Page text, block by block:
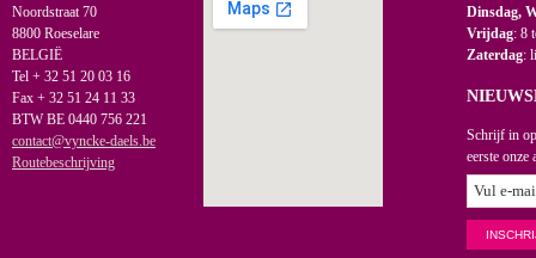
Noordstraat 70
8800 Roeselare
BELGIË
Tel + 32 51 20 03 16
Fax + 32 51 24 11 33
BTW BE 0440 756 221
contact@vyncke-daels.be
Routebeschrijving
Dinsdag,
Vrijdag: 8
Zaterdag:
Schrijf in
eerste onze